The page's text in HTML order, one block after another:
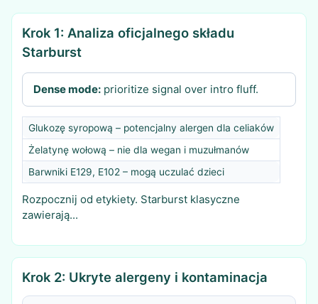
Krok 1: Analiza oficjalnego składu
Starburst
Dense mode:prioritize signal over intro fluff.
Glukozę syropową – potencjalny alergen dla celiaków
Żelatynę wołową – nie dla wegan i muzułmanów
Barwniki E129, E102 – mogą uczulać dzieci
Rozpocznij od etykiety. Starburst klasyczne
zawierają...
Krok 2: Ukryte alergeny i kontaminacja